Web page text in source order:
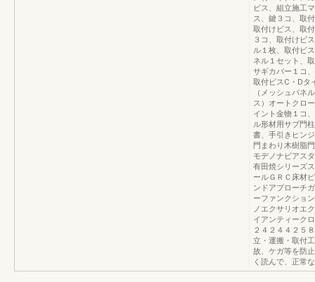
ビス、組立施工
ス、鍵３コ、取
取付けビス、取
３コ、取付けビ
ル１枚、取付ビ
ネル１セット、
サギカバー１コ
取付ビスC・Dタ
（メッシュパネ
ス）オートクロ
イント金物１コ
ル形材用サブ門
書、手引きヒン
門まわり木樹脂
モデノナビアス
有田焼シリーズ
ールＧＲＣ床材
ンドアプローチ
ーファンクショ
ノエクサリオエ
イアンティーク
２４２４４２５
立・運搬・取付
故、ケガ等を防
く読んで、正常